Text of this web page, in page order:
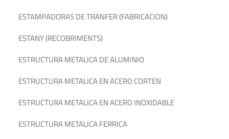
ESTAMPADORAS DE TRANFER (FABRICACION)
ESTANY (RECOBRIMENTS)
ESTRUCTURA METALICA DE ALUMINIO
ESTRUCTURA METALICA EN ACERO CORTEN
ESTRUCTURA METALICA EN ACERO INOXIDABLE
ESTRUCTURA METALICA FERRICA